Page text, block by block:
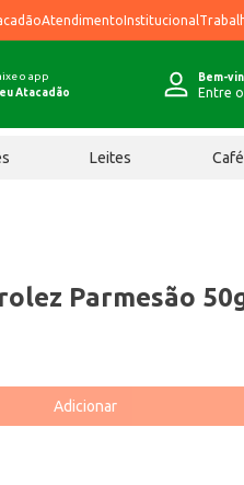
AtendimentoInstitucional
o app
Atacadão
Bem-
Entre
Leites
Parmesão
Adicionar